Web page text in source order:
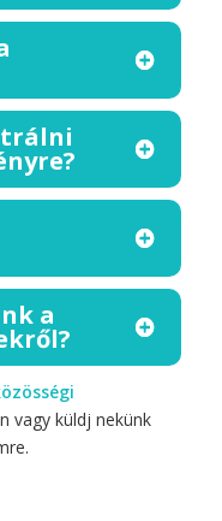
a
vagy küldj nekünk